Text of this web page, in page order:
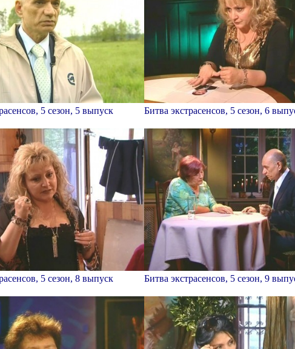
5 сезон, 5 выпуск Битва экстрасенсов, 5 сезон, 6
5 сезон, 8 выпуск Битва экстрасенсов, 5 сезон, 9